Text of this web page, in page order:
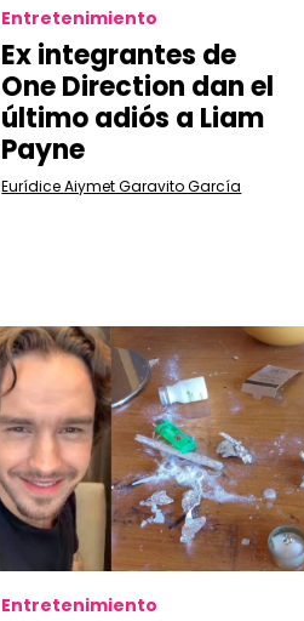
Entretenimiento
Ex integrantes de
One Direction dan el
último adiós a Liam
Payne
Eurídice Aiymet Garavito García
Entretenimiento